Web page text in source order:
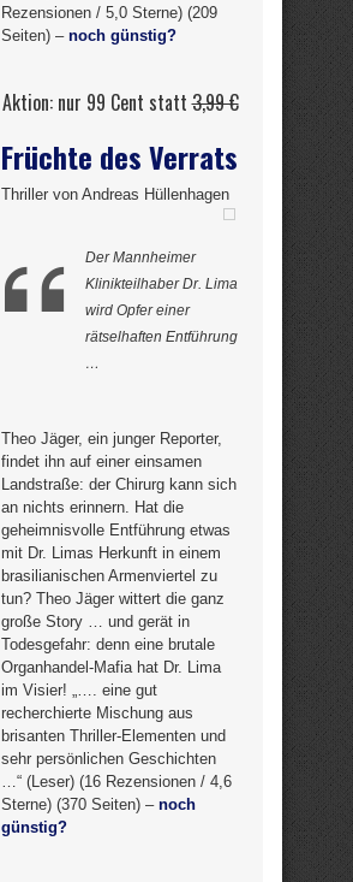
Rezensionen / 5,0 Sterne) (209
Seiten) – noch günstig?
Aktion: nur 99 Cent statt3,99 €
Früchte des Verrats
Thriller von Andreas Hüllenhagen
Der Mannheimer
Klinikteilhaber Dr. Lima
wird Opfer einer
rätselhaften Entführung
…
Theo Jäger, ein junger Reporter,
findet ihn auf einer einsamen
Landstraße: der Chirurg kann sich
an nichts erinnern. Hat die
geheimnisvolle Entführung etwas
mit Dr. Limas Herkunft in einem
brasilianischen Armenviertel zu
tun? Theo Jäger wittert die ganz
große Story … und gerät in
Todesgefahr: denn eine brutale
Organhandel-Mafia hat Dr. Lima
im Visier! „…. eine gut
recherchierte Mischung aus
brisanten Thriller-Elementen und
sehr persönlichen Geschichten
…“ (Leser) (16 Rezensionen / 4,6
Sterne) (370 Seiten) – noch
günstig?